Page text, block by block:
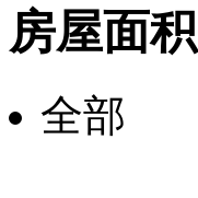
房屋面积
全部